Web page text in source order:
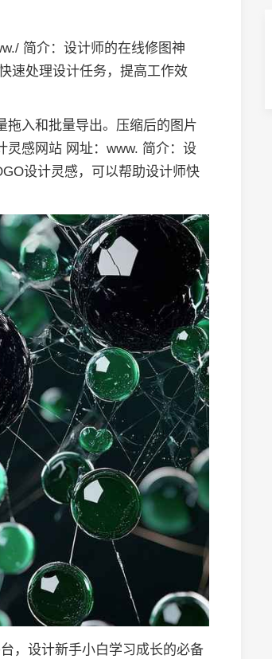
简介：设计师的在线修图神
速处理设计任务，提高工作效
拖入和批量导出。压缩后的图片
灵感网站 网址：www. 简介：设
设计灵感，可以帮助设计师快
，设计新手小白学习成长的必备